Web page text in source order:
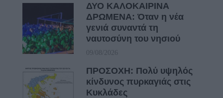
ΔΥΟ ΚΑΛΟΚΑΙΡΙΝΑ
ΔΡΩΜΕΝΑ: Όταν η νέα
γενιά συναντά τη
ναυτοσύνη του νησιού
09/08/2026
ΠΡΟΣΟΧΗ: Πολύ υψηλός
κίνδυνος πυρκαγιάς στις
Κυκλάδες